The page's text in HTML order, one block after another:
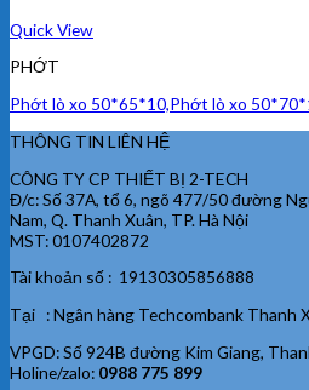
Quick View
PHỚT
Phớt lò xo 50*65*10,Phớt lò xo
THÔNG TIN LIÊN HỆ
CÔNG TY CP THIẾT BỊ 2-TECH
Đ/c: Số 37A, tổ 6, ngõ 477/50 đường
Nam, Q. Thanh Xuân, TP. Hà Nội
MST: 0107402872
Tài khoản số : 19130305856888
Tại : Ngân hàng Techcombank Thanh
VPGD: Số 924B đường Kim Giang,
Holine/zalo: 0988 775 899